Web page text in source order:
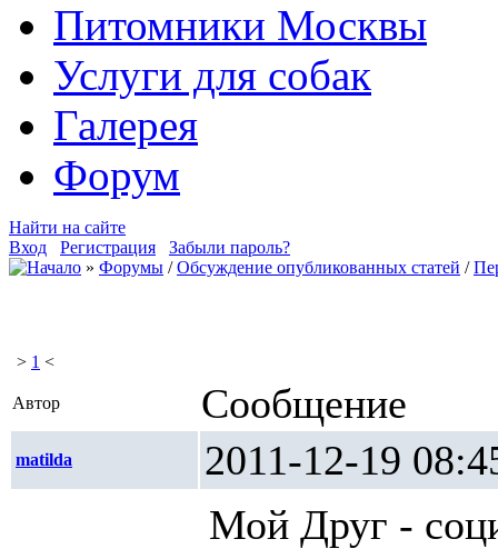
Питомники Москвы
Услуги для собак
Галерея
Форум
Найти на сайте
Вход
Регистрация
Забыли пароль?
» Форумы /Обсуждение опубликованных статей /
> 1 <
Автор Сообщение
matilda 2011-12-19
Мой Друг -